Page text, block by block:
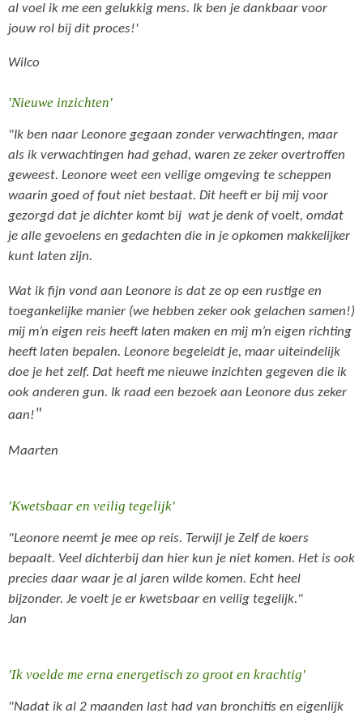
al voel ik me een gelukkig mens. Ik ben je dankbaar voor
jouw rol bij dit proces!'
Wilco
'Nieuwe inzichten'
"Ik ben naar Leonore gegaan zonder verwachtingen, maar
als ik verwachtingen had gehad, waren ze zeker overtroffen
geweest. Leonore weet een veilige omgeving te scheppen
waarin goed of fout niet bestaat. Dit heeft er bij mij voor
gezorgd dat je dichter komt bij wat je denk of voelt, omdat
je alle gevoelens en gedachten die in je opkomen makkelijker
kunt laten zijn.
Wat ik fijn vond aan Leonore is dat ze op een rustige en
toegankelijke manier (we hebben zeker ook gelachen samen!)
mij m’n eigen reis heeft laten maken en mij m’n eigen richting
heeft laten bepalen. Leonore begeleidt je, maar uiteindelijk
doe je het zelf. Dat heeft me nieuwe inzichten gegeven die ik
ook anderen gun. Ik raad een bezoek aan Leonore dus zeker
aan!"
Maarten
'Kwetsbaar en veilig tegelijk'
"Leonore neemt je mee op reis. Terwijl je Zelf de koers
bepaalt. Veel dichterbij dan hier kun je niet komen. Het is ook
precies daar waar je al jaren wilde komen. Echt heel
bijzonder. Je voelt je er kwetsbaar en veilig tegelijk."
Jan
'Ik voelde me erna energetisch zo groot en krachtig'
"Nadat ik al 2 maanden last had van bronchitis en eigenlijk